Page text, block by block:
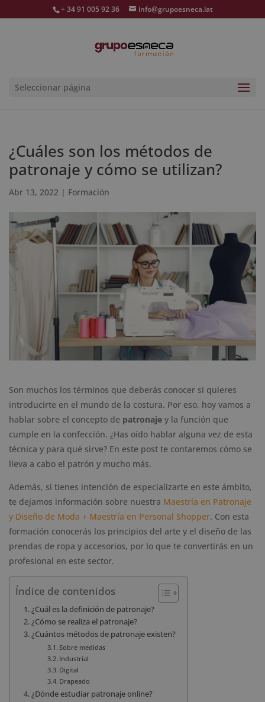
+ 34 91 005 92 36 info@grupoesneca.lat
Seleccionar página
¿Cuáles son los métodos de
patronaje y cómo se utilizan?
Abr 13, 2022 | Formación
Son muchos los términos que deberás conocer si quieres
introducirte en el mundo de la costura. Por eso, hoy vamos a
hablar sobre el concepto de patronaje y la función que
cumple en la confección. ¿Has oído hablar alguna vez de esta
técnica y para qué sirve? En este post te contaremos cómo se
lleva a cabo el patrón y mucho más.
Además, si tienes intención de especializarte en este ámbito,
te dejamos información sobre nuestra Maestría en Patronaje
y Diseño de Moda + Maestría en Personal Shopper. Con esta
formación conocerás los principios del arte y el diseño de las
prendas de ropa y accesorios, por lo que te convertirás en un
profesional en este sector.
Índice de contenidos
¿Cuál es la definición de patronaje?
¿Cómo se realiza el patronaje?
¿Cuántos métodos de patronaje existen?
Sobre medidas
Industrial
Digital
Drapeado
¿Dónde estudiar patronaje online?